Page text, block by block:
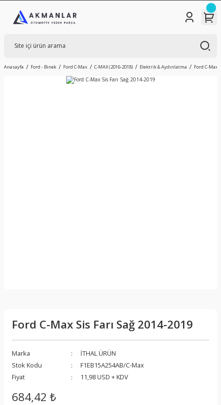
Anasayfa Ford - Binek Ford C-Max C-MAX (2016-2018) Elektrik & Aydınlatma Ford C-Max
Ford C-Max Sis Farı Sağ 2014-2019
Marka
İTHAL ÜRÜN
Stok Kodu
F1EB15A254AB/C-Max
Fiyat
11,98 USD + KDV
684,42 ₺